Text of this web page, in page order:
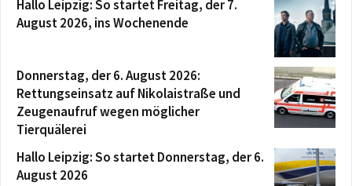
Hallo Leipzig: So startet Freitag, der 7.
August 2026, ins Wochenende
Donnerstag, der 6. August 2026:
Rettungseinsatz auf Nikolaistraße und
Zeugenaufruf wegen möglicher
Tierquälerei
Hallo Leipzig: So startet Donnerstag, der 6.
August 2026